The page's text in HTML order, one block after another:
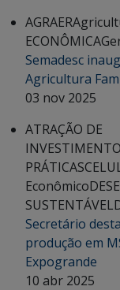
AGRAER
ECONÔMICA
Semadesc
Agricultura
03 nov 2025
ATRAÇÃO DE
PRÁTICAS
Econômico
SUSTENTÁVEL
Secretário
produção em
Expogrande
10 abr 2025